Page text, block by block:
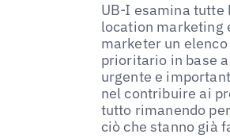
UB-I esamina tutte
location marketing
marketer un
prioritario in base
urgente e
nel contribuire ai
tutto rimanendo
ciò che stanno già